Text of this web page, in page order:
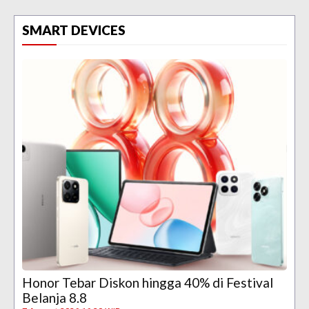
SMART DEVICES
Honor Tebar Diskon hingga 40% di Festival
Belanja 8.8